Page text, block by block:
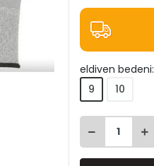
eldiven bedeni:
9
10